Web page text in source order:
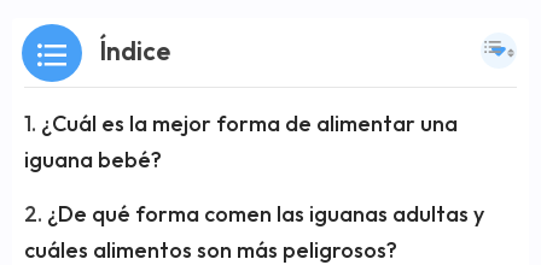
Índice
¿Cuál es la mejor forma de alimentar una
iguana bebé?
¿De qué forma comen las iguanas adultas y
cuáles alimentos son más peligrosos?